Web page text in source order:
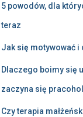
5 powodów, dla
teraz
Jak się motywować i
Dlaczego boimy się
zaczyna się
Czy terapia